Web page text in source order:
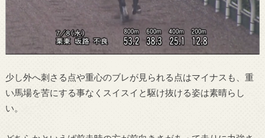
少し外へ刺さる点や重心のブレが見られる点はマイナスも、重
い馬場を苦にする事なくスイスイと駆け抜ける姿は素晴らし
い。